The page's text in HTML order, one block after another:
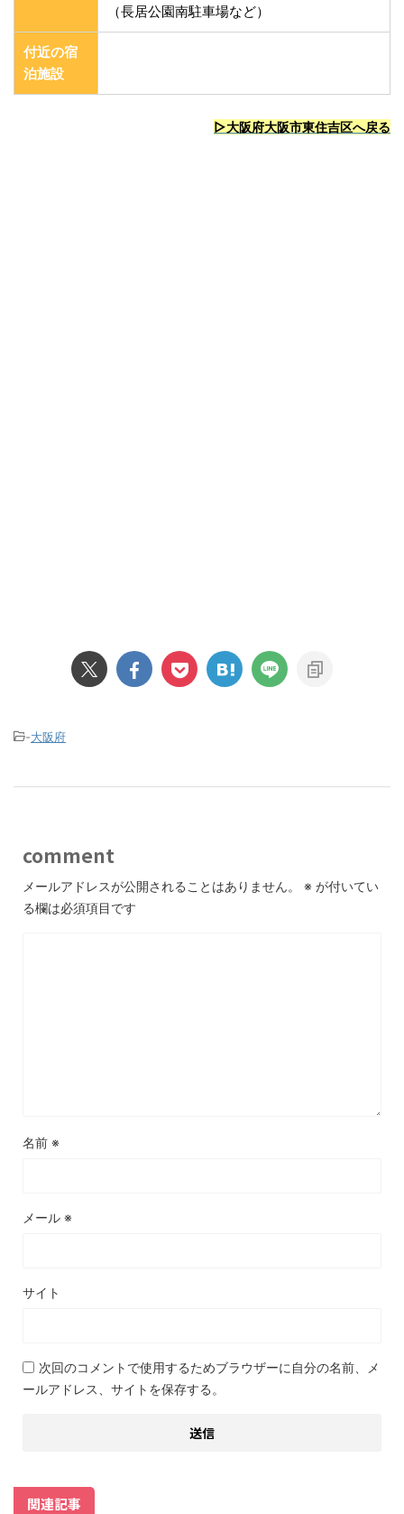
（長居公園南駐車場など）
付近の宿
泊施設
▷大阪府大阪市東住吉区へ戻る
-大阪府
comment
メールアドレスが公開されることはありません。 ※ が付いてい
る欄は必須項目です
名前 ※
メール ※
サイト
次回のコメントで使用するためブラウザーに自分の名前、メ
ールアドレス、サイトを保存する。
関連記事